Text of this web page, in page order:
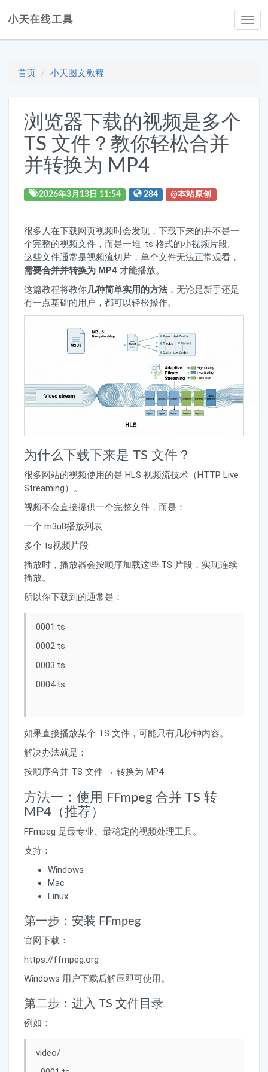
首页 小天图文教程
浏览器下载的视频是多个
TS 文件？教你轻松合并
并转换为 MP4
2026年3月13日 11:54 284 @本站原创
很多人在下载网页视频时会发现，下载下来的并不是一
个完整的视频文件，而是一堆 .ts 格式的小视频片段。
这些文件通常是视频流切片，单个文件无法正常观看，
需要合并并转换为 MP4 才能播放。
这篇教程将教你几种简单实用的方法 ，无论是新手还是
有一点基础的用户，都可以轻松操作。
为什么下载下来是 TS 文件？
很多网站的视频使用的是 HLS 视频流技术（HTTP Live
Streaming）。
视频不会直接提供一个完整文件，而是：
一个 m3u8播放列表
多个 ts视频片段
播放时，播放器会按顺序加载这些 TS 片段，实现连续
播放。
所以你下载到的通常是：
0001.ts
0002.ts
0003.ts
0004.ts
...
如果直接播放某个 TS 文件，可能只有几秒钟内容。
解决办法就是：
按顺序合并 TS 文件 → 转换为 MP4
方法一：使用 FFmpeg 合并 TS 转
MP4（推荐）
FFmpeg 是最专业、最稳定的视频处理工具。
支持：
Windows
Mac
Linux
第一步：安装 FFmpeg
官网下载：
https://ffmpeg.org
Windows 用户下载后解压即可使用。
第二步：进入 TS 文件目录
例如：
video/